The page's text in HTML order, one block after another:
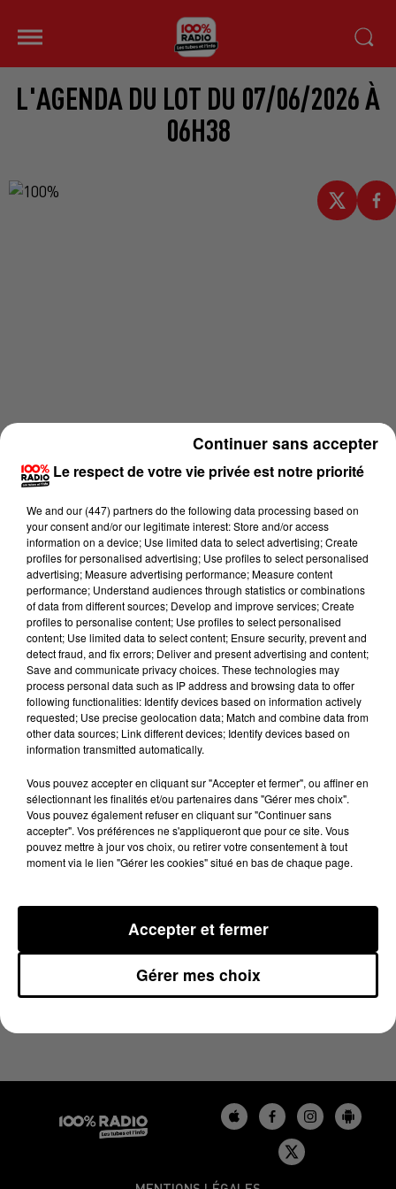
L'AGENDA DU LOT DU 07/06/2026 À
06H38
Lecture (1 min 14 sec)
100%
7 juin 2026 - 1 min 14 sec
L'AGENDA DU LOT DU 07/06/2026 À 06H38
Le respect de votre vie privée est notre priorité
We and our (447) partnersdo the following data processing based on
your consent and/or our legitimate interest: Store and/or access
information on a device; Use limited data to select advertising; Create
profiles for personalised advertising; Use profiles to select personalised
advertising; Measure advertising performance; Measure content
performance; Understand audiences through statistics or combinations
of data from different sources; Develop and improve services; Create
profiles to personalise content; Use profiles to select personalised
content; Use limited data to select content; Ensure security, prevent and
detect fraud, and fix errors; Deliver and present advertising and content;
Save and communicate privacy choices. These technologies may
process personal data such as IP address and browsing data to offer
following functionalities: Identify devices based on information actively
requested; Use precise geolocation data; Match and combine data from
other data sources; Link different devices; Identify devices based on
information transmitted automatically.
Vous pouvez accepter en cliquant sur "Accepter et fermer", ou affiner en
sélectionnant les finalités et/ou partenaires dans "Gérer mes choix".
Vous pouvez également refuser en cliquant sur "Continuer sans
accepter". Vos préférences ne s'appliqueront que pour ce site. Vous
pouvez mettre à jour vos choix, ou retirer votre consentement à tout
moment via le lien "Gérer les cookies" situé en bas de chaque page.
Gérer mes choix
Accepter et fermer
Continuer sans accepter